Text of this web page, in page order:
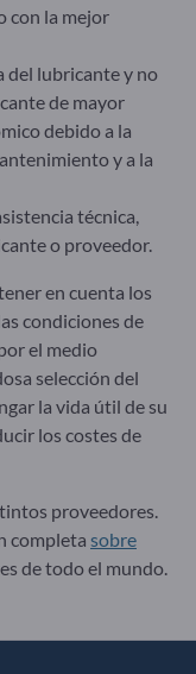
con la mejor
del lubricante y no
de mayor
debido a la
y a la
técnica,
o proveedor.
en cuenta los
condiciones de
el medio
selección del
la vida útil de su
los costes de
proveedores.
completa sobre
de todo el mundo.